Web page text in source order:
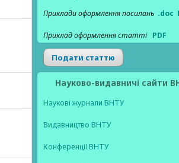
Приклади оформлення посилань .doc
Приклад оформлення статті PDF
Подати статтю
Науково-видавничі сайти
Наукові журнали ВНТУ
Видавництво ВНТУ
Конференції ВНТУ